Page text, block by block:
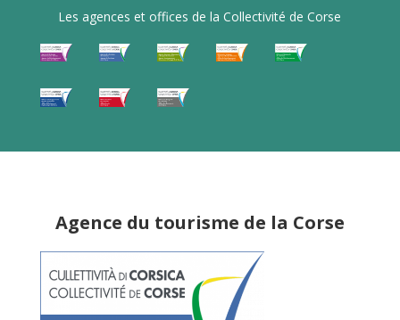
Les agences et offices de la Collectivité de Corse
Agence du tourisme de la Corse